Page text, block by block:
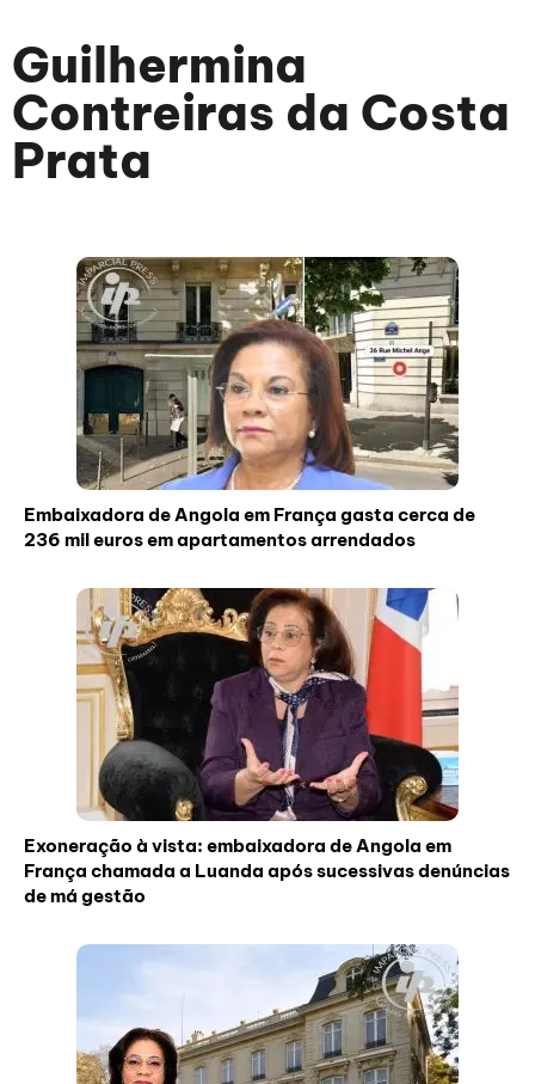
Guilhermina
Contreiras da Costa
Prata
Embaixadora de Angola em França gasta cerca de
236 mil euros em apartamentos arrendados
Exoneração à vista: embaixadora de Angola em
França chamada a Luanda após sucessivas denúncias
de má gestão